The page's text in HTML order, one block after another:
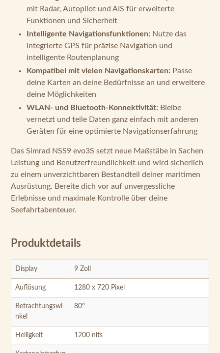
mit Radar, Autopilot und AIS für erweiterte
Funktionen und Sicherheit
Intelligente Navigationsfunktionen: Nutze das
integrierte GPS für präzise Navigation und
intelligente Routenplanung
Kompatibel mit vielen Navigationskarten: Passe
deine Karten an deine Bedürfnisse an und erweitere
deine Möglichkeiten
WLAN- und Bluetooth-Konnektivität: Bleibe
vernetzt und teile Daten ganz einfach mit anderen
Geräten für eine optimierte Navigationserfahrung
Das Simrad NSS9 evo3S setzt neue Maßstäbe in Sachen
Leistung und Benutzerfreundlichkeit und wird sicherlich
zu einem unverzichtbaren Bestandteil deiner maritimen
Ausrüstung. Bereite dich vor auf unvergessliche
Erlebnisse und maximale Kontrolle über deine
Seefahrtabenteuer.
Produktdetails
Display 9 Zoll
Auflösung 1280 x 720 Pixel
Betrachtungswi
nkel
80°
Helligkeit 1200 nits